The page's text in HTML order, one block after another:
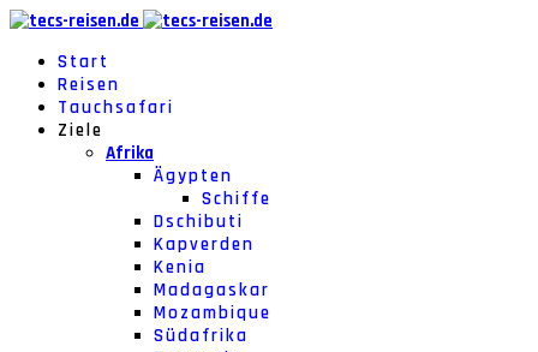
Start
Reisen
Tauchsafari
Ziele
Afrika
Ägypten
Schiffe
Dschibuti
Kapverden
Kenia
Madagaskar
Mozambique
Südafrika